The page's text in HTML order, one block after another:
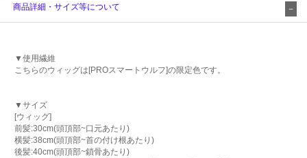
商品詳細・サイズ等について
▼使用繊維
こちらのウィッグは[PROスマートウルフ]の限定色です。
▼サイズ
[ウィッグ]
前髪:30cm(頭頂部~口元あたり)
横髪:38cm(頭頂部~首の付け根あたり)
後髪:40cm(頭頂部~鎖骨あたり)